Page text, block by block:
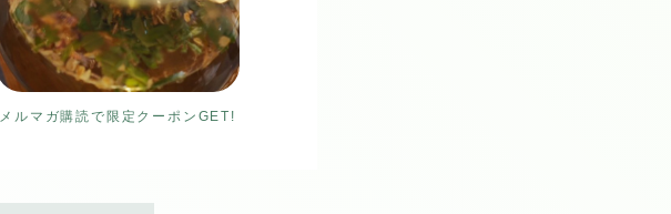
メルマガ購読で限定クーポンGET!